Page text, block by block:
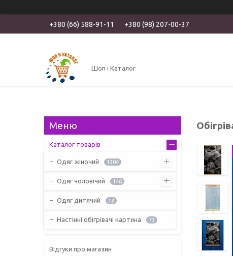
+380 (66) 588-91-11 +380 (98) 207-00-37
Шоп і Каталог
Каталог товарів
Одяг жіночий 1304
Одяг чоловічий 146
Одяг дитячий 13
Настінні обігрівачі картина 73
Відгуки про магазин